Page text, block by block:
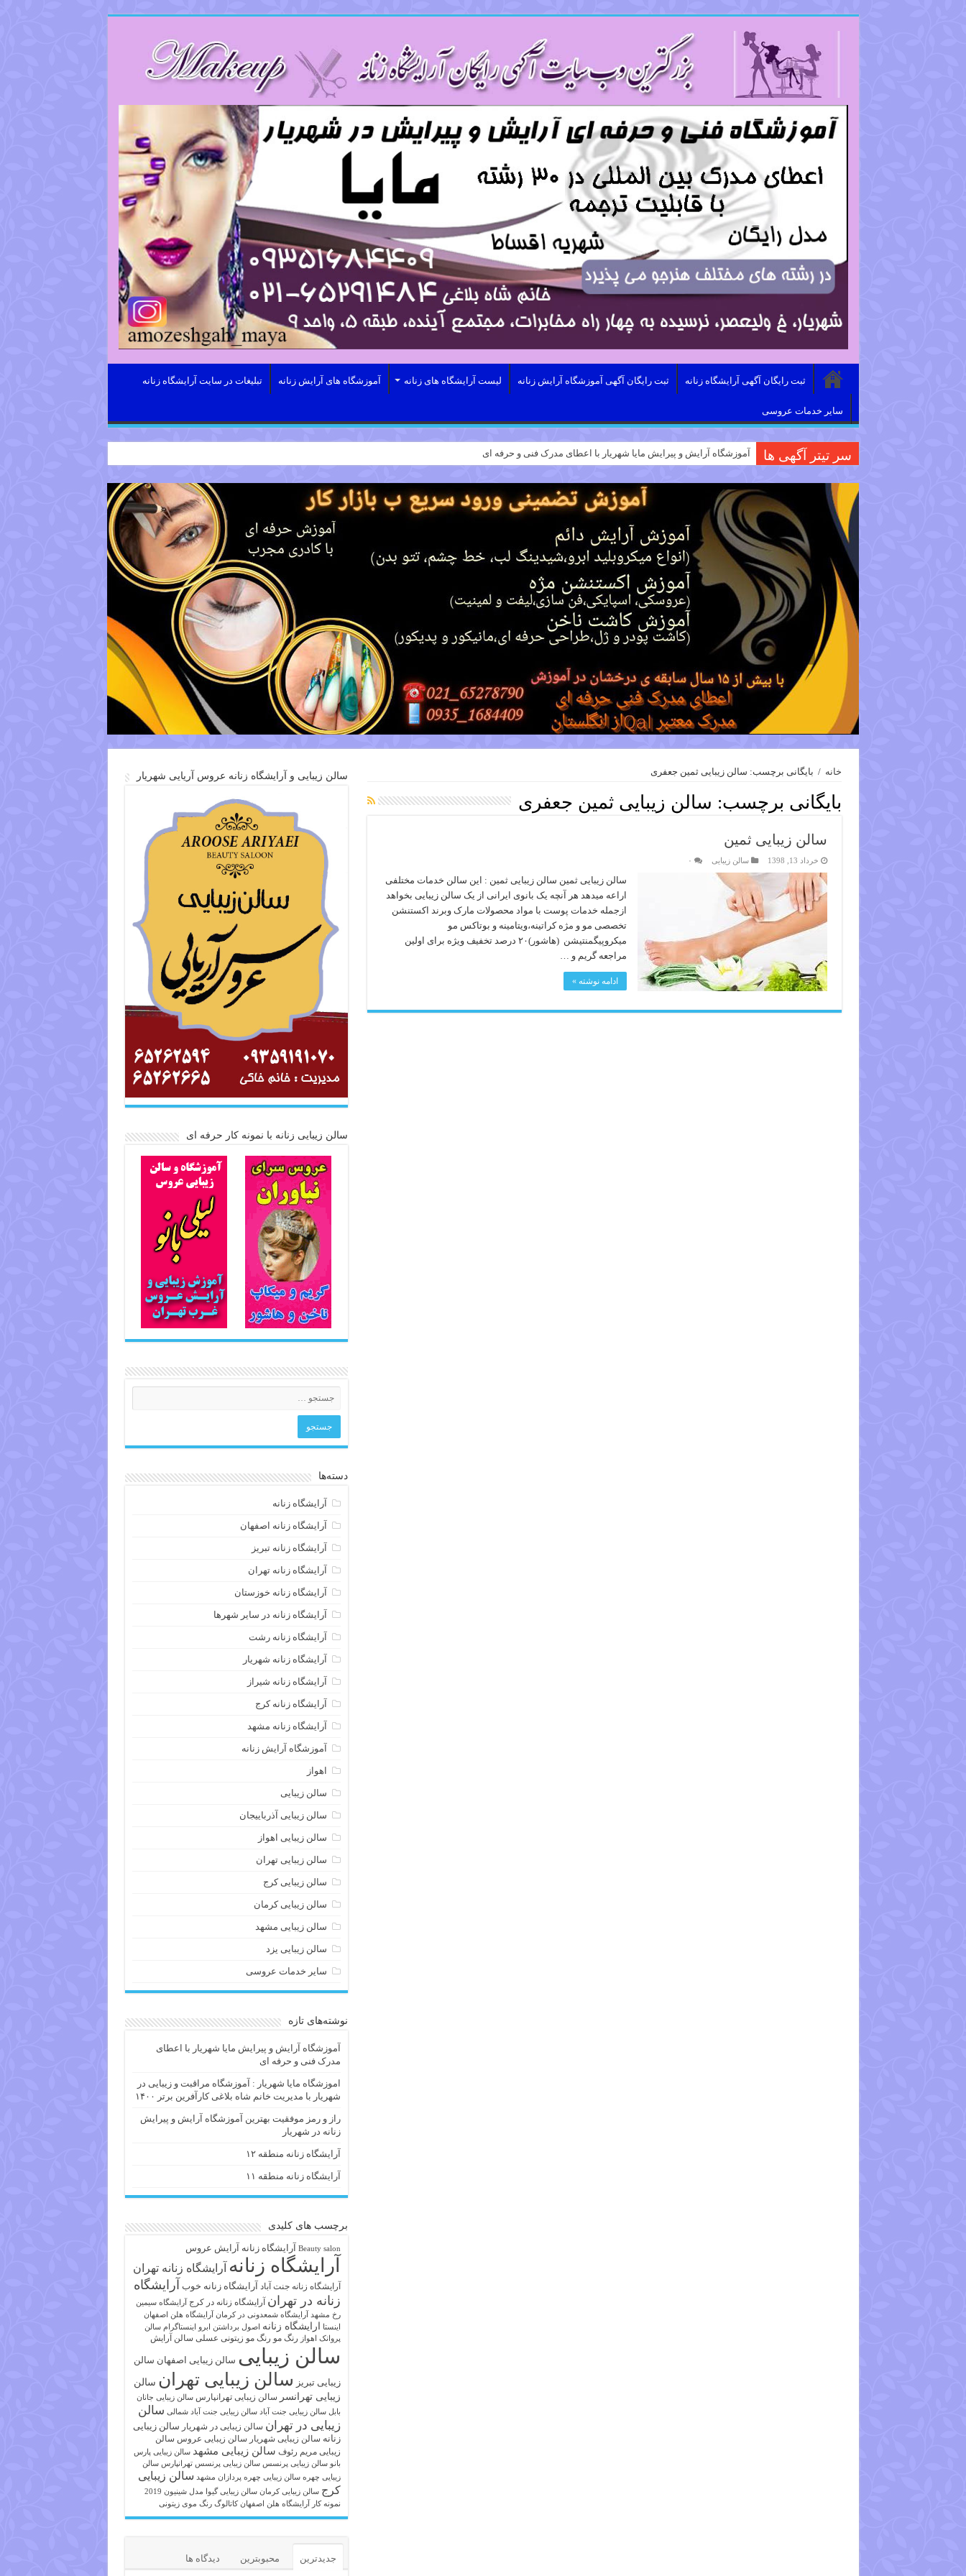
ثبت رایگان آگهی آرایشگاه زنانه ثبت رایگان آگهی آموزشگاه آرایش زنانه لیست آرایشگاه های زنانه آموزشگاه های آرایش زنانه تبلیغات در سایت آرایشگاه زنانه
سایر خدمات عروسی
سر تیتر آگهی ها آموزشگاه آرایش و پیرایش مایا شهریار با اعطای مدرک فنی و حرفه ای
خانه / بایگانی برچسب: سالن زیبایی ثمین جعفری
بایگانی برچسب: سالن زیبایی ثمین جعفری
سالن زیبایی ثمین
خرداد 13, 1398 سالن زیبایی ۰
سالن زیبایی ثمین سالن زیبایی ثمین : این سالن خدمات مختلفی
اراعه میدهد هر آنچه یک بانوی ایرانی از یک سالن زیبایی بخواهد
ازجمله خدمات پوست با مواد محصولات مارک وبرند اکستنشن
تخصصی مو و مژه کراتینه،ویتامینه و بوتاکس مو
میکروپیگمنتیشن (هاشور)۲۰ درصد تخفیف ویژه برای اولین
مراجعه گریم و …
ادامه نوشته »
سالن زیبایی و آرایشگاه زنانه عروس آریایی شهریار
سالن زیبایی زنانه با نمونه کار حرفه ای
دسته‌ها
آرایشگاه زنانه
آرایشگاه زنانه اصفهان
آرایشگاه زنانه تبریز
آرایشگاه زنانه تهران
آرایشگاه زنانه خوزستان
آرایشگاه زنانه در سایر شهرها
آرایشگاه زنانه رشت
آرایشگاه زنانه شهریار
آرایشگاه زنانه شیراز
آرایشگاه زنانه کرج
آرایشگاه زنانه مشهد
آموزشگاه آرایش زنانه
اهواز
سالن زیبایی
سالن زیبایی آذرباییجان
سالن زیبایی اهواز
سالن زیبایی تهران
سالن زیبایی کرج
سالن زیبایی کرمان
سالن زیبایی مشهد
سالن زیبایی یزد
سایر خدمات عروسی
نوشته‌های تازه
آموزشگاه آرایش و پیرایش مایا شهریار با اعطای
مدرک فنی و حرفه ای
اموزشگاه مایا شهریار : آموزشگاه مراقبت و زیبایی در
شهریار با مدیریت خانم شاه بلاغی کارآفرین برتر ۱۴۰۰
راز و رمز موفقیت بهترین آموزشگاه آرایش و پیرایش
زنانه در شهریار
آرایشگاه زنانه منطقه ۱۲
آرایشگاه زنانه منطقه ۱۱
برچسب های کلیدی
Beauty salon آرايشگاه زنانه آرایش عروس
آرایشگاه زنانه آرایشگاه زنانه تهران
آرایشگاه زنانه جنت آباد آرایشگاه زنانه خوب آرایشگاه
زنانه در تهران آرایشگاه زنانه در کرج
آرایشگاه سیمین
رخ مشهد
آرایشگاه شمعدونی در کرمان آرایشگاه هلن اصفهان
اینستا ارایشگاه زنانه اصول برداشتن ابرو
اینستاگرام سالن
پروانک اهواز
رنگ مو رنگ مو زیتونی عسلی سالن آرایش
سالن زیبایی سالن زیبایی اصفهان سالن
زیبایی تبریز سالن زیبایی تهران سالن
زیبایی تهرانسر سالن زیبایی تهرانپارس سالن زیبایی جانان
بابل سالن زیبایی جنت آباد سالن زیبایی جنت آباد شمالی سالن
زیبایی در تهران سالن زیبایی در شهریار سالن زیبایی
زنانه سالن زیبایی شهریار سالن زیبایی عروس سالن
زیبایی مریم رئوف سالن زیبایی مشهد سالن زیبایی پارس
بانو سالن زیبایی پرنسس سالن زیبایی پرنسس تهرانپارس سالن
زیبایی چهره سالن زیبایی چهره پردازان مشهد سالن زیبایی
کرج سالن زیبایی کرمان سالن زیبایی گیوا
مدل شینیون 2019
نمونه کار آرایشگاه هلن اصفهان کاتالوگ رنگ موی زیتونی
جدیدترین محبوبترین دیدگاه ها